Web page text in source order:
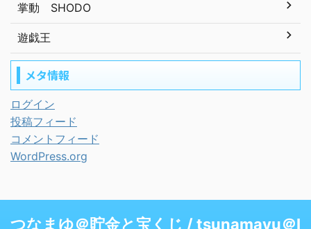
掌動 SHODO
遊戯王
メタ情報
ログイン
投稿フィード
コメントフィード
WordPress.org
つなまゆ＠貯金と宝くじ / tsunamayu＠I